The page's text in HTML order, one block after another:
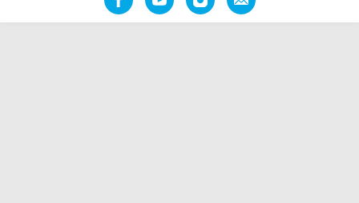
FacebookYouTubeInstagramNapište
nám